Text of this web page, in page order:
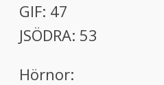
GIF: 47
JSÖDRA: 53
Hörnor: